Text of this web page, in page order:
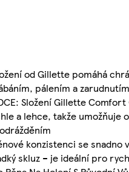
od Gillette pomáhá
pálením a zarudnutím
Složení Gillette
a lehce, takže umožňuje
konzistenci se
skluz – je ideální pro